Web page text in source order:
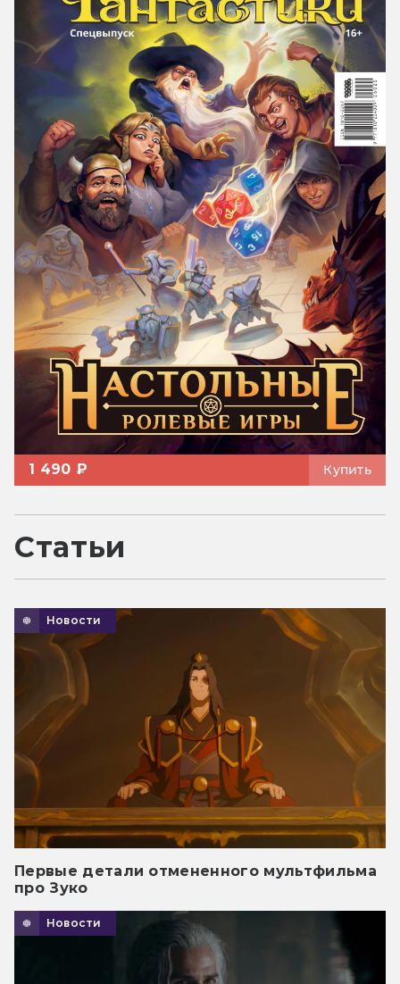
1 490 ₽ Купить
Статьи
Новости
Первые детали отмененного мультфильма
про Зуко
Новости